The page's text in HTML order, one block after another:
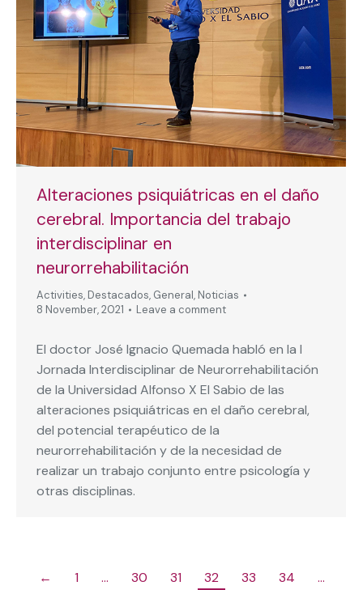
Alteraciones psiquiátricas en el daño
cerebral. Importancia del trabajo
interdisciplinar en
neurorrehabilitación
Activities, Destacados, General, Noticias
8 November, 2021
Leave a comment
El doctor José Ignacio Quemada habló en la I
Jornada Interdisciplinar de Neurorrehabilitación
de la Universidad Alfonso X El Sabio de las
alteraciones psiquiátricas en el daño cerebral,
del potencial terapéutico de la
neurorrehabilitación y de la necesidad de
realizar un trabajo conjunto entre psicología y
otras disciplinas.
← 1 … 30 31 32 33 34
…